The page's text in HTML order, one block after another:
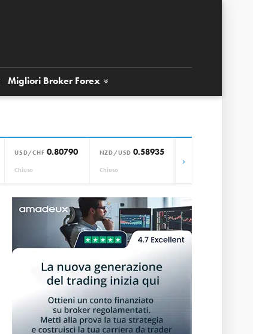
Migliori Broker Forex
USD/CHF 0.80790
Chiuso
NZD/USD 0.58935
Chiuso
›